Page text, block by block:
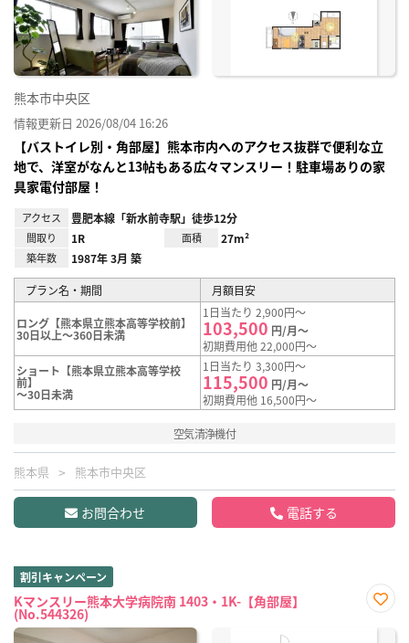
熊本市中央区
情報更新日 2026/08/04 16:26
【バストイレ別・角部屋】熊本市内へのアクセス抜群で便利な立
地で、洋室がなんと13帖もある広々マンスリー！駐車場ありの家
具家電付部屋！
アクセス 豊肥本線「新水前寺駅」徒歩12分
間取り 1R 面積 27m²
築年数 1987年 3月 築
プラン名・期間 月額目安
ロング【熊本県立熊本高等学校前】
30日以上～360日未満
1日当たり 2,900円～
103,500 円/月～
初期費用他 22,000円～
ショート【熊本県立熊本高等学校
前】
～30日未満
1日当たり 3,300円～
115,500 円/月～
初期費用他 16,500円～
空気清浄機付
熊本県 熊本市中央区
お問合わせ 電話する
割引キャンペーン
Kマンスリー熊本大学病院南 1403・1K-【角部屋】
(No.544326)
に入